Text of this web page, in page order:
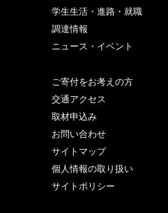
学生生活・進路・就職
調達情報
ニュース・イベント
ご寄付をお考えの方
交通アクセス
取材申込み
お問い合わせ
サイトマップ
個人情報の取り扱い
サイトポリシー